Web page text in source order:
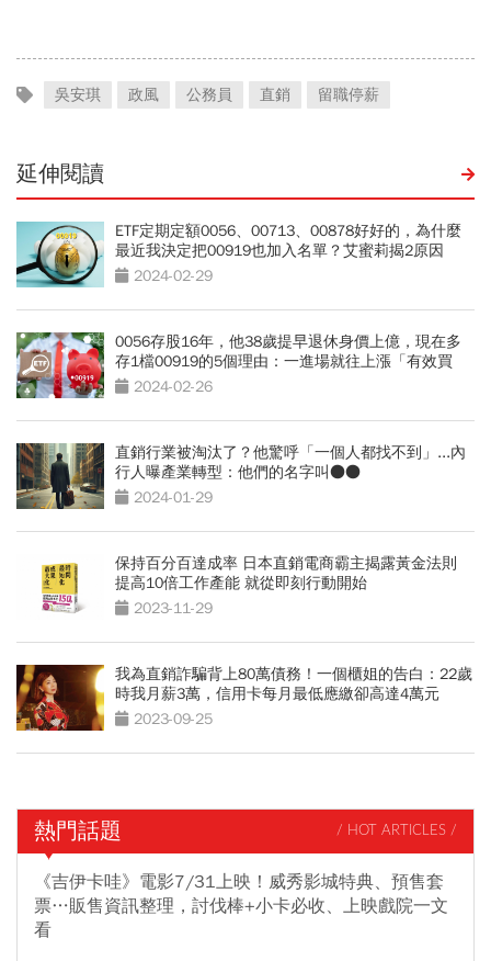
吳安琪 政風 公務員 直銷 留職停薪
延伸閱讀
ETF定期定額0056、00713、00878好好的，為什麼
最近我決定把00919也加入名單？艾蜜莉揭2原因
2024-02-29
0056存股16年，他38歲提早退休身價上億，現在多
存1檔00919的5個理由：一進場就往上漲「有效買
點」曝光
2024-02-26
直銷行業被淘汰了？他驚呼「一個人都找不到」...內
行人曝產業轉型：他們的名字叫●●
2024-01-29
保持百分百達成率 日本直銷電商霸主揭露黃金法則
提高10倍工作產能 就從即刻行動開始
2023-11-29
我為直銷詐騙背上80萬債務！一個櫃姐的告白：22歲
時我月薪3萬，信用卡每月最低應繳卻高達4萬元
2023-09-25
熱門話題 / HOT ARTICLES /
《吉伊卡哇》電影7/31上映！威秀影城特典、預售套
票…販售資訊整理，討伐棒+小卡必收、上映戲院一文
看